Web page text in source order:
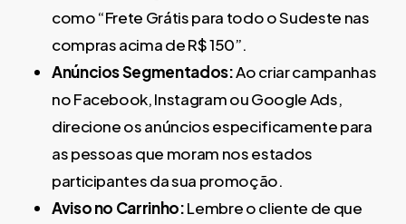
como “Frete Grátis para todo o Sudeste nas
compras acima de R$ 150”.
Anúncios Segmentados:Ao criar campanhas
no Facebook, Instagram ou Google Ads,
direcione os anúncios especificamente para
as pessoas que moram nos estados
participantes da sua promoção.
Aviso no Carrinho:Lembre o cliente de que